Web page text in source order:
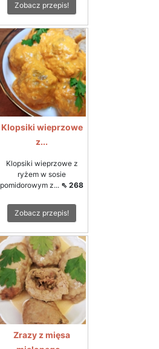
Zobacz przepis!
Klopsiki wieprzowe
z...
Klopsiki wieprzowe z
ryżem w sosie
pomidorowym z... ⇖ 268
Zobacz przepis!
Zrazy z mięsa